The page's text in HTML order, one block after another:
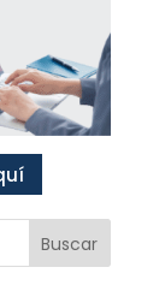
Buscar